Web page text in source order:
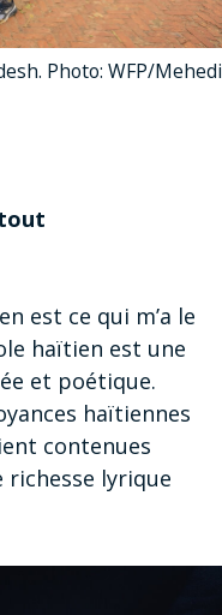
Photo: WFP/Mehedi
est ce qui m’a le
haïtien est une
et poétique.
haïtiennes
contenues
richesse lyrique